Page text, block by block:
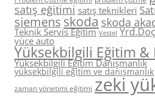
satış eğitimi satış teknikleri
siemensskoda skoda
Teknik Servis Eğitim Vestel
yüce auto
Yüksekbilgili Eğitim &
Yüksekbilgili Eğitim Danışmanlık
yüksekbilgili eğitim ve danışmanlık
zaman yönetimi eğitimi zeki